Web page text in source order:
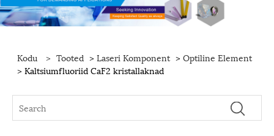
Kodu > Tooted >Laseri Komponent >Optiline Element
> Kaltsiumfluoriid CaF2 kristallaknad